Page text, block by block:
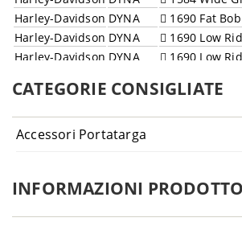
Harley-Davidson DYNA 1690 Fat Bob
Harley-Davidson DYNA 1690 Low
Harley-Davidson DYNA 1690 Low
Harley-Davidson DYNA 1690
Harley-Davidson DYNA 1690 Wide
Harley-Davidson DYNA
CATEGORIE CONSIGLIATE
Accessori Portatarga
INFORMAZIONI PRODOTTO